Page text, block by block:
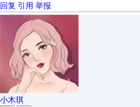
回复 引用 举报
小木琪